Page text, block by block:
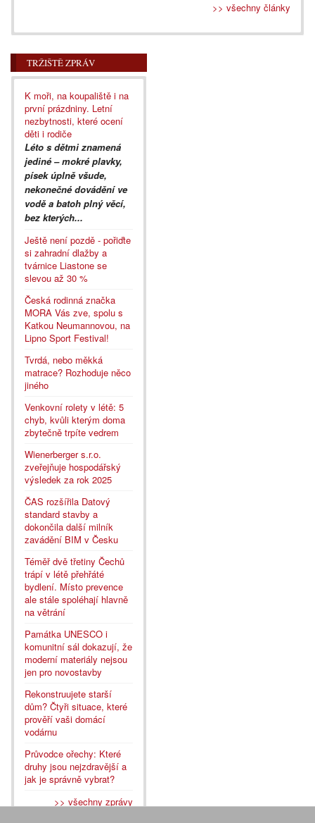
>> všechny články
TRŽIŠTĚ ZPRÁV
K moři, na koupaliště i na
první prázdniny. Letní
nezbytnosti, které ocení
děti i rodiče
Léto s dětmi znamená
jediné – mokré plavky,
písek úplně všude,
nekonečné dovádění ve
vodě a batoh plný věcí,
bez kterých...
Ještě není pozdě - pořiďte
si zahradní dlažby a
tvárnice Liastone se
slevou až 30 %
Česká rodinná značka
MORA Vás zve, spolu s
Katkou Neumannovou, na
Lipno Sport Festival!
Tvrdá, nebo měkká
matrace? Rozhoduje něco
jiného
Venkovní rolety v létě: 5
chyb, kvůli kterým doma
zbytečně trpíte vedrem
Wienerberger s.r.o.
zveřejňuje hospodářský
výsledek za rok 2025
ČAS rozšířila Datový
standard stavby a
dokončila další milník
zavádění BIM v Česku
Téměř dvě třetiny Čechů
trápí v létě přehřáté
bydlení. Místo prevence
ale stále spoléhají hlavně
na větrání
Památka UNESCO i
komunitní sál dokazují, že
moderní materiály nejsou
jen pro novostavby
Rekonstruujete starší
dům? Čtyři situace, které
prověří vaši domácí
vodárnu
Průvodce ořechy: Které
druhy jsou nejzdravější a
jak je správně vybrat?
>> všechny zprávy